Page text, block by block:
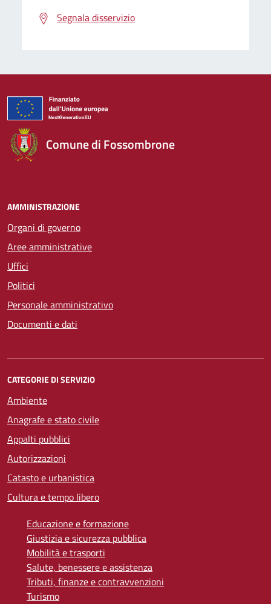
Segnala disservizio
Comune di Fossombrone
AMMINISTRAZIONE
Organi di governo
Aree amministrative
Uffici
Politici
Personale amministrativo
Documenti e dati
CATEGORIE DI SERVIZIO
Ambiente
Anagrafe e stato civile
Appalti pubblici
Autorizzazioni
Catasto e urbanistica
Cultura e tempo libero
Educazione e formazione
Giustizia e sicurezza pubblica
Mobilità e trasporti
Salute, benessere e assistenza
Tributi, finanze e contravvenzioni
Turismo